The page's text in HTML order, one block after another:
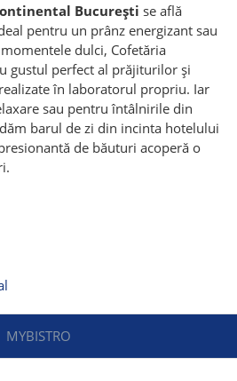
București se află
pentru un prânz energizant sau
dulci, Cofetăria
gustul perfect al prăjiturilor și
în laboratorul propriu. Iar
sau pentru întâlnirile din
barul de zi din incinta hotelului
de băuturi acoperă o
MYBISTRO